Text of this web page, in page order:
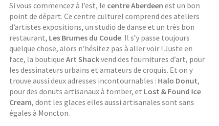
Si vous commencez à l’est, le centre Aberdeen est un bon
point de départ. Ce centre culturel comprend des ateliers
d’artistes expositions, un studio de danse et un très bon
restaurant, Les Brumes du Coude. Il s’y passe toujours
quelque chose, alors n’hésitez pas à aller voir ! Juste en
face, la boutiqueArt Shackvend des fournitures d’art, pour
les dessinateurs urbains et amateurs de croquis. Et on y
trouve aussi deux adresses incontournables : Halo Donut,
pour des donuts artisanaux à tomber, et Lost & Found Ice
Cream, dont les glaces elles aussi artisanales sont sans
égales à Moncton.